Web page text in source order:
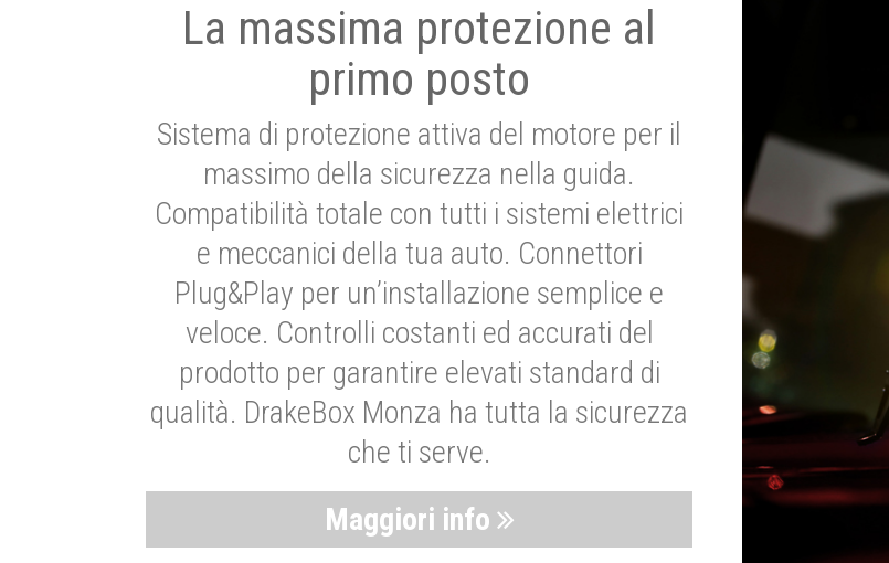
La massima protezione al
primo posto
Sistema di protezione attiva del motore per il
massimo della sicurezza nella guida.
Compatibilità totale con tutti i sistemi elettrici
e meccanici della tua auto. Connettori
Plug&Play per un’installazione semplice e
veloce. Controlli costanti ed accurati del
prodotto per garantire elevati standard di
qualità. DrakeBox Monza ha tutta la sicurezza
che ti serve.
Maggiori info